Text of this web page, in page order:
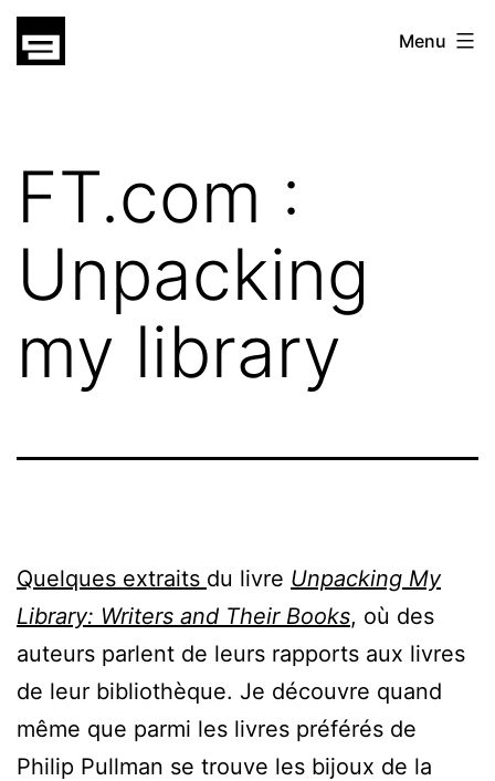
Skip
gatsu
Menu
FT.com :
Unpacking
my library
Quelques extraits du livre Unpacking My
Library: Writers and Their Books, où des
auteurs parlent de leurs rapports aux livres
de leur bibliothèque. Je découvre quand
même que parmi les livres préférés de
Philip Pullman se trouve les bijoux de la